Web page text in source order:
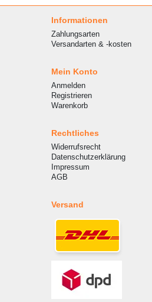
Informationen
Zahlungsarten
Versandarten & -kosten
Mein Konto
Anmelden
Registrieren
Warenkorb
Rechtliches
Widerrufsrecht
Datenschutzerklärung
Impressum
AGB
Versand